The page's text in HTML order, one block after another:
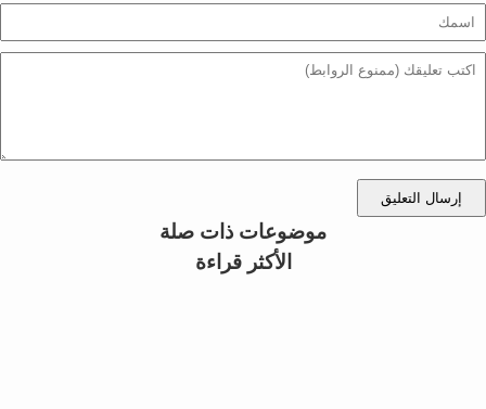
إرسال التعليق
موضوعات ذات صلة
الأكثر قراءة